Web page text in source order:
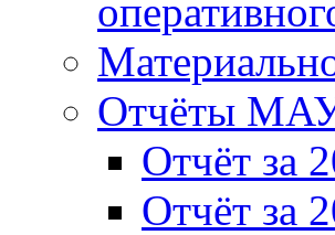
Отчёты
Отчёт за
Отчёт за